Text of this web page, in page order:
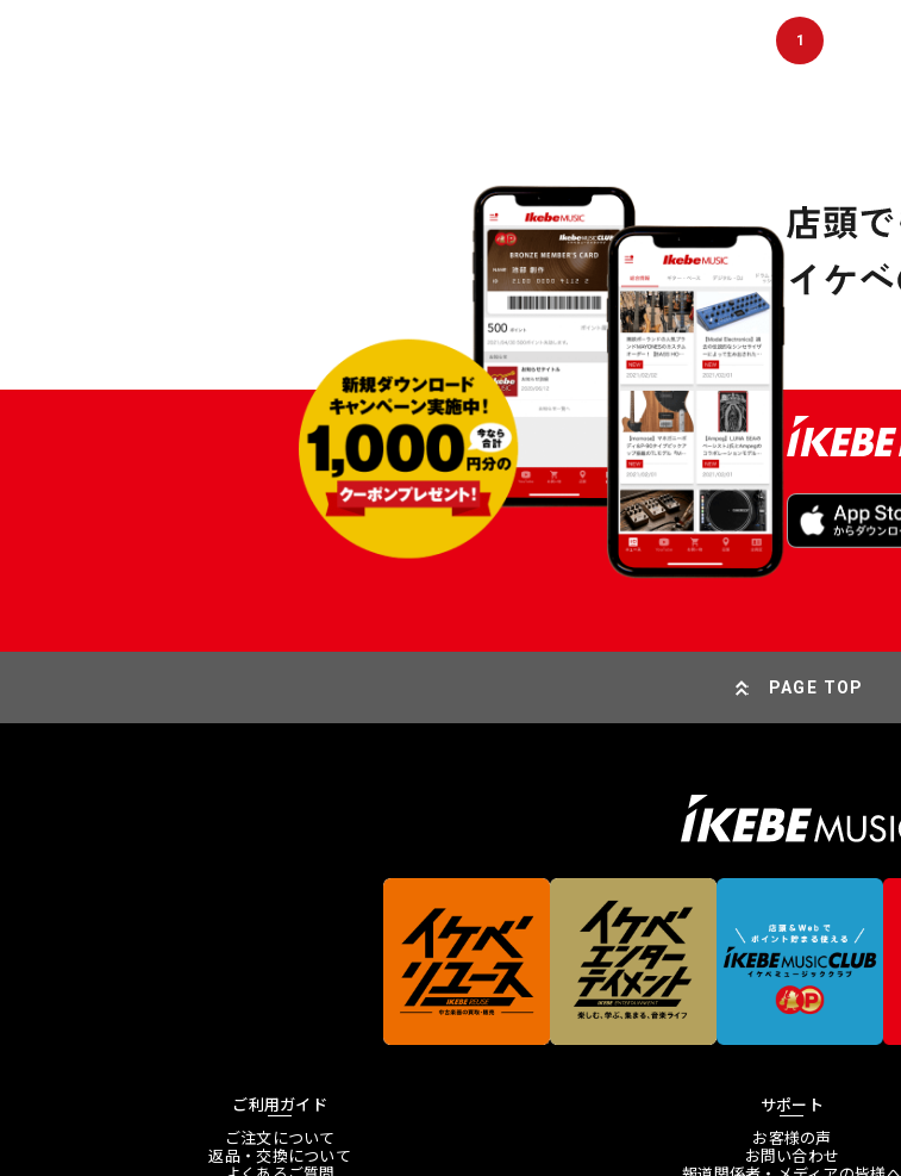
1
PAGE TOP
ご利用ガイド
ご注文について
返品・交換について
サポート
お客様の声
お問い合わせ